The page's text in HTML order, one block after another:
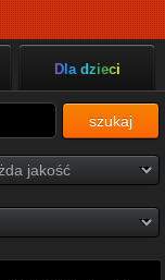
Dla dzieci
szukaj